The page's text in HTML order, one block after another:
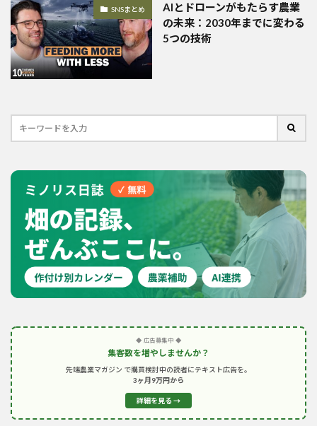
SNSまとめ
AIとドローンがもたらす農業
の未来：2030年までに変わる
5つの技術
◆ 広告募集中 ◆
集客数を増やしませんか？
先端農業マガジン で購買検討中の読者にテキスト広告を。
3ヶ月9万円から
詳細を見る →